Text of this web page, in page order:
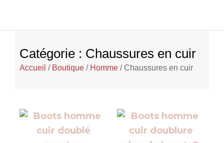
Catégorie : Chaussures en cuir
Accueil / Boutique / Homme / Chaussures en cuir